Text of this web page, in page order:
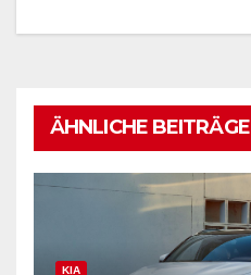
ÄHNLICHE BEITRÄGE
KIA